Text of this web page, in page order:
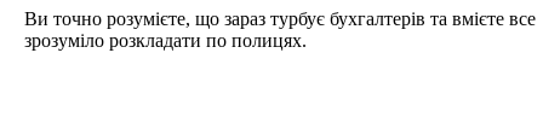
Ви точно розумієте, що зараз турбує бухгалтерів та вмієте все
зрозуміло розкладати по полицях.